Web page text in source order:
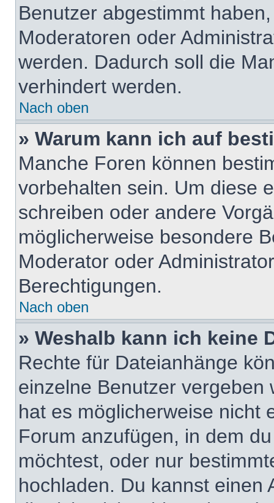
Benutzer abgestimmt
Moderatoren oder
werden. Dadurch soll die
verhindert werden.
Nach oben
» Warum kann ich auf
Manche Foren können
vorbehalten sein. Um diese
schreiben oder andere
möglicherweise besondere
Moderator oder
Berechtigungen.
Nach oben
» Weshalb kann ich keine
Rechte für Dateianhänge
einzelne Benutzer
hat es möglicherweise nicht
Forum anzufügen, in dem
möchtest, oder nur
hochladen. Du kannst einen